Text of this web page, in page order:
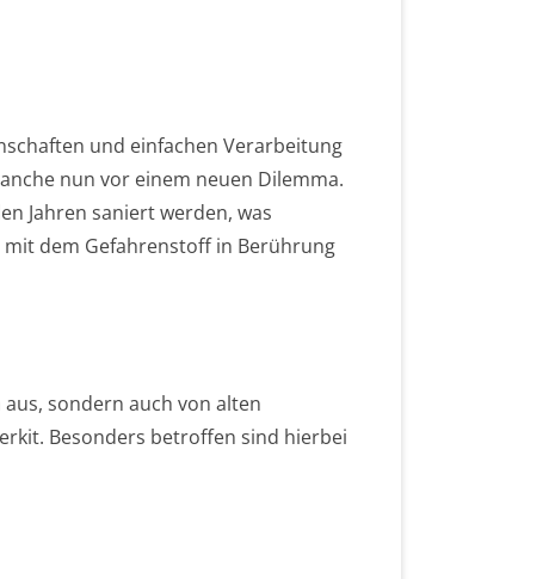
und einfachen Verarbeitung
nun vor einem neuen Dilemma.
Jahren saniert werden, was
dem Gefahrenstoff in Berührung
sondern auch von alten
Besonders betroffen sind hierbei